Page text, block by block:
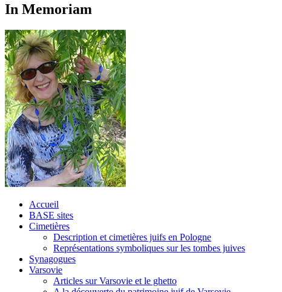
In Memoriam
Accueil
BASE sites
Cimetières
Description et cimetières juifs en Pologne
Représentations symboliques sur les tombes juives
Synagogues
Varsovie
Articles sur Varsovie et le ghetto